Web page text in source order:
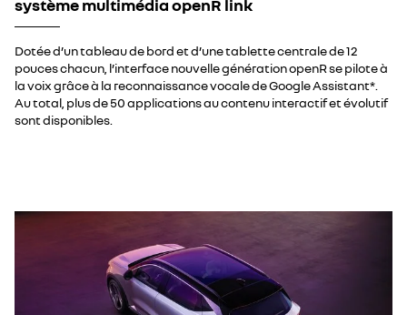
système multimédia openR link
Dotée d’un tableau de bord et d’une tablette centrale de 12
pouces chacun, l’interface nouvelle génération openR se pilote à
la voix grâce à la reconnaissance vocale de Google Assistant*.
Au total, plus de 50 applications au contenu interactif et évolutif
sont disponibles.